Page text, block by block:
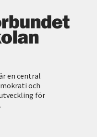
en central
och
för